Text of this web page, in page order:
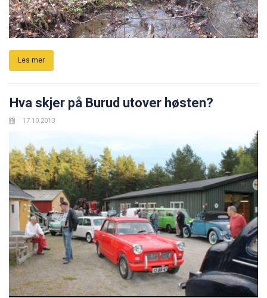
Les mer
Hva skjer på Burud utover høsten?
17.10.2013